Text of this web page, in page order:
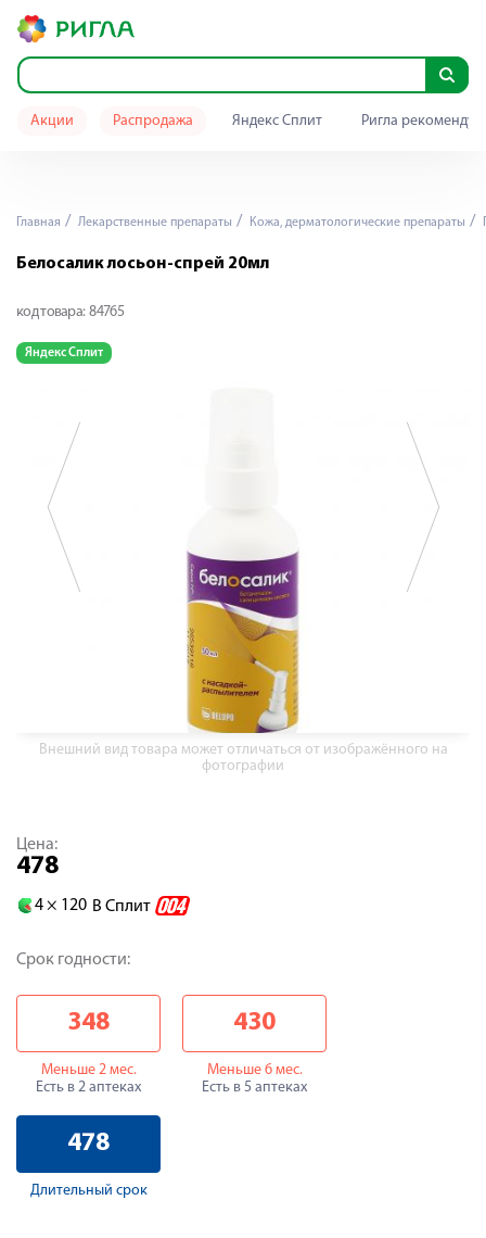
Акции Распродажа Яндекс Сплит Ригла
Главная Лекарственные препараты Кожа, дерматологические препараты
Белосалик лосьон-спрей 20мл
код товара: 84765
Яндекс Сплит
Внешний вид товара может отличаться от изображённого на
фотографии
Цена:
478
4 × 120 В Сплит
Срок годности:
348
Меньше 2 мес.
Есть в 2 аптеках
430
Меньше 6 мес.
Есть в 5 аптеках
478
Длительный срок